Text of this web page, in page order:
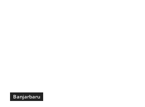
Banjarbaru